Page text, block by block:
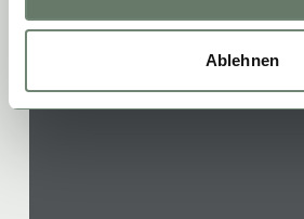
Ablehnen